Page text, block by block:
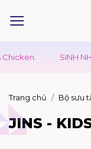
SINH NHẬT
Trang chủ Bộ sưu
JINS -